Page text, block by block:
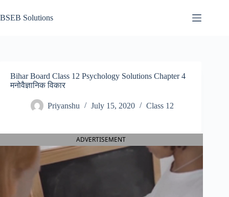
to
content
BSEB Solutions
Bihar Board Class 12 Psychology Solutions Chapter 4
मनोवैज्ञानिक विकार
Priyanshu July 15, 2020 Class 12
ADVERTISEMENT